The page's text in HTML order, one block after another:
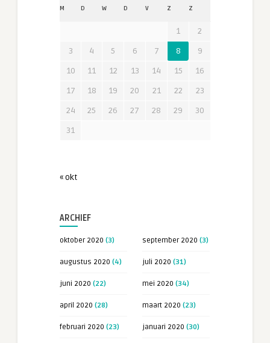
M D W D V Z Z
1
2
3
4 5 6 7 8
9
10
11 12 13 14 15
16
17
18 19 20 21 22
23
24
25 26 27 28 29
30
31
« okt
ARCHIEF
oktober 2020 (3) september 2020 (3)
augustus 2020 (4) juli 2020 (31)
juni 2020 (22) mei 2020 (34)
april 2020 (28) maart 2020 (23)
februari 2020 (23) januari 2020 (30)